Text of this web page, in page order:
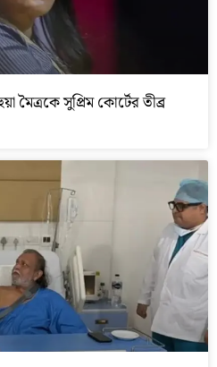
মৈত্রকে সুপ্রিম কোর্টের তীব্র